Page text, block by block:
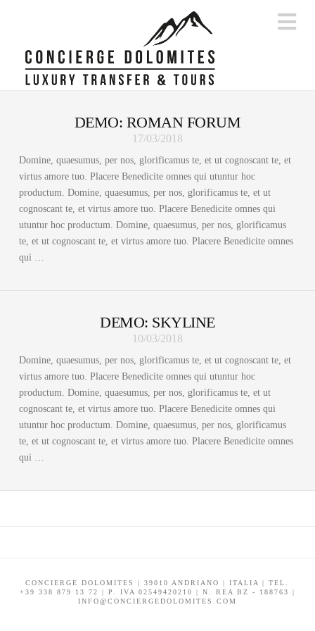
DEMO: ROMAN FORUM
17/03/2018
Domine, quaesumus, per nos, glorificamus te, et ut cognoscant te, et
virtus amore tuo. Placere Benedicite omnes qui utuntur hoc
productum. Domine, quaesumus, per nos, glorificamus te, et ut
cognoscant te, et virtus amore tuo. Placere Benedicite omnes qui
utuntur hoc productum. Domine, quaesumus, per nos, glorificamus
te, et ut cognoscant te, et virtus amore tuo. Placere Benedicite omnes
qui …
DEMO: SKYLINE
10/03/2018
Domine, quaesumus, per nos, glorificamus te, et ut cognoscant te, et
virtus amore tuo. Placere Benedicite omnes qui utuntur hoc
productum. Domine, quaesumus, per nos, glorificamus te, et ut
cognoscant te, et virtus amore tuo. Placere Benedicite omnes qui
utuntur hoc productum. Domine, quaesumus, per nos, glorificamus
te, et ut cognoscant te, et virtus amore tuo. Placere Benedicite omnes
qui …
CONCIERGE DOLOMITES | 39010 ANDRIANO | ITALIA | TEL.
+39 338 879 13 72 | P. IVA 02549420210 | N. REA BZ - 188763 |
INFO@CONCIERGEDOLOMITES.COM